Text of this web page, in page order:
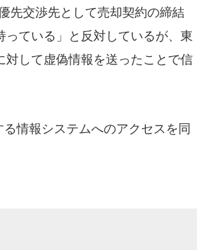
先交渉先として売却契約の締結
ている」と反対しているが、東
して虚偽情報を送ったことで信
情報システムへのアクセスを同